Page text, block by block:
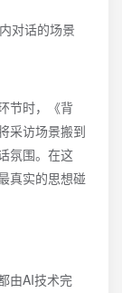
节时，《背
采访场景搬到
氛围。在这
真实的思想碰
由AI技术完